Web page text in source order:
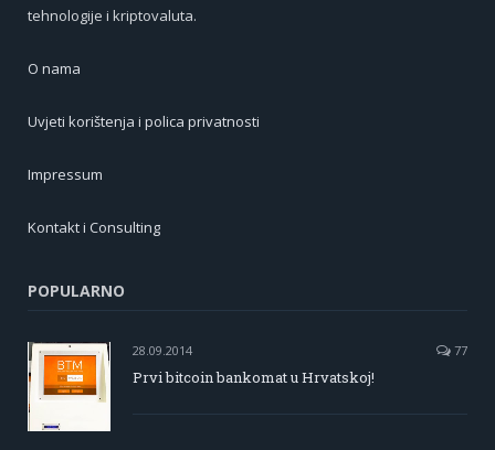
tehnologije i kriptovaluta.
O nama
Uvjeti korištenja i polica privatnosti
Impressum
Kontakt i Consulting
POPULARNO
28.09.2014 77
Prvi bitcoin bankomat u Hrvatskoj!